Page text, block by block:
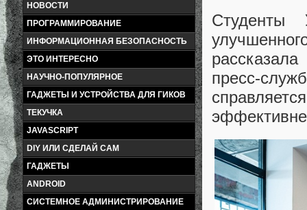
НОВОСТИ
ПРОГРАММИРОВАНИЕ
ИНФОРМАЦИОННАЯ БЕЗОПАСНОСТЬ
ЭТО ИНТЕРЕСНО
НАУЧНО-ПОПУЛЯРНОЕ
ГАДЖЕТЫ И УСТРОЙСТВА ДЛЯ ГИКОВ
ТЕКУЧКА
JAVASCRIPT
DIY ИЛИ СДЕЛАЙ САМ
ГАДЖЕТЫ
ANDROID
СИСТЕМНОЕ АДМИНИСТРИРОВАНИЕ
Студенты
пресс-